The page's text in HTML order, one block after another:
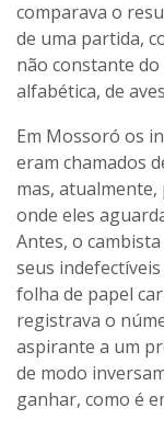
comparava o
de uma partida,
não constante
alfabética, de
Em Mossoró os
eram chamados
mas,
onde eles
Antes, o
seus
folha de papel
registrava o
aspirante a um
de modo
ganhar, como é